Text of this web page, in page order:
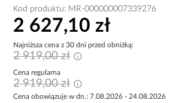
Kod produktu: MR-000000007339276
2 627,10 zł
Najniższa cena z 30 dni przed obniżką:
2 919,00 zł
Cena regularna
2 919,00 zł
Cena obowiązuje w dn.: 7.08.2026 - 24.08.2026